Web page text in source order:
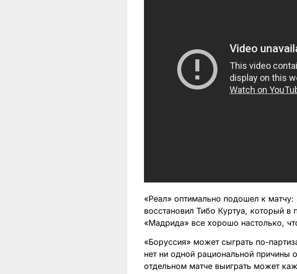
«Реал» оптимально подошел к
восстановил Тибо Куртуа, который
«Мадрида» все хорошо настолько,
«Боруссия» может сыграть по-
нет ни одной рациональной причины
отдельном матче выиграть может